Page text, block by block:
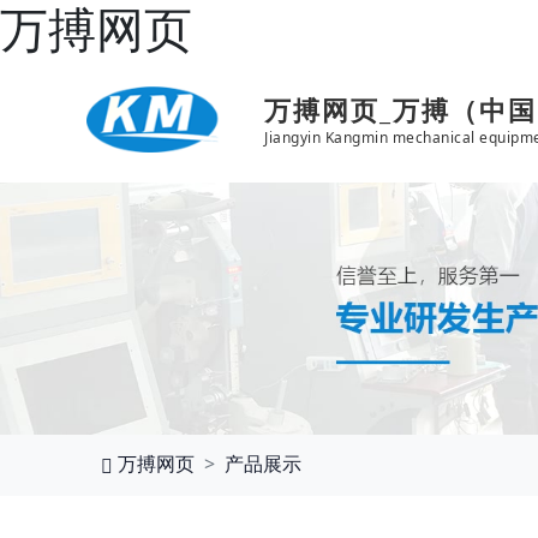
万搏网页
万搏网页_万搏（中
Jiangyin Kangmin mechanical
万搏网页 产品展示